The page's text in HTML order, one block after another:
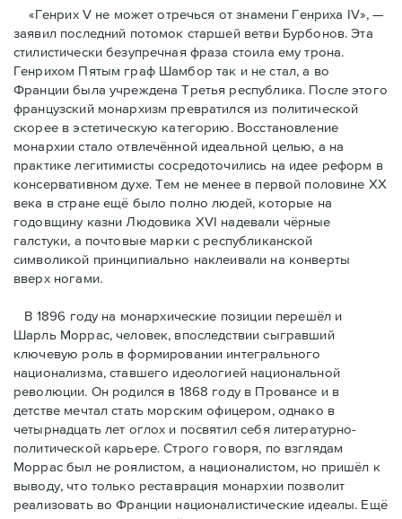
«Генрих V не может отречься от знамени Генриха IV», —
заявил последний потомок старшей ветви Бурбонов. Эта
стилистически безупречная фраза стоила ему трона.
Генрихом Пятым граф Шамбор так и не стал, а во
Франции была учреждена Третья республика. После этого
французский монархизм превратился из политической
скорее в эстетическую категорию. Восстановление
монархии стало отвлечённой идеальной целью, а на
практике легитимисты сосредоточились на идее реформ в
консервативном духе. Тем не менее в первой половине ХХ
века в стране ещё было полно людей, которые на
годовщину казни Людовика XVI надевали чёрные
галстуки, а почтовые марки с республиканской
символикой принципиально наклеивали на конверты
вверх ногами.
В 1896 году на монархические позиции перешёл и
Шарль Моррас, человек, впоследствии сыгравший
ключевую роль в формировании интегрального
национализма, ставшего идеологией национальной
революции. Он родился в 1868 году в Провансе и в
детстве мечтал стать морским офицером, однако в
четырнадцать лет оглох и посвятил себя литературно-
политической карьере. Строго говоря, по взглядам
Моррас был не роялистом, а националистом, но пришёл к
выводу, что только реставрация монархии позволит
реализовать во Франции националистические идеалы. Ещё